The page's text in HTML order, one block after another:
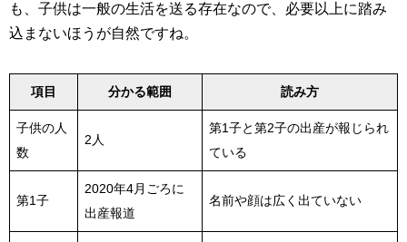
も、子供は一般の生活を送る存在なので、必要以上に踏み
込まないほうが自然ですね。
項目 分かる範囲 読み方
子供の人
数
2人
第1子と第2子の出産が報じられ
ている
第1子
2020年4月ごろに
出産報道
名前や顔は広く出ていない